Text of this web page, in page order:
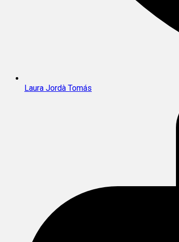
Laura Jordà Tomás